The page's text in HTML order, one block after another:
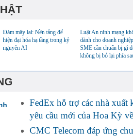
Đám mây lai: Nền tảng để
hiện đại hóa hạ tầng trong kỷ
nguyên AI
Luật An ninh mạng
dành cho doanh
SME cần chuẩn bị gì
không bị bỏ lại phía
FedEx hỗ trợ các nhà xuất
yêu cầu mới của Hoa Kỳ
CMC Telecom đáp ứng